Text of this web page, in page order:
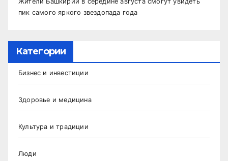
пик самого яркого звездопада года
Категории
Бизнес и инвестиции
Здоровье и медицина
Культура и традиции
Люди